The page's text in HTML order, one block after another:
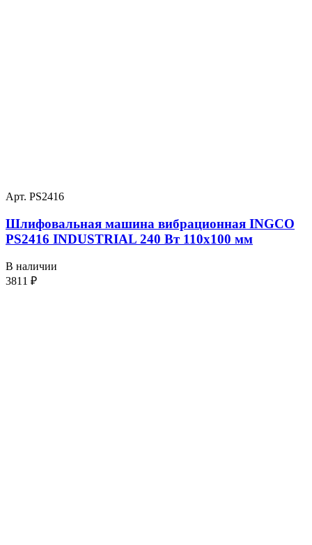
Арт. PS2416
Шлифовальная машина вибрационная INGCO
PS2416 INDUSTRIAL 240 Вт 110х100 мм
В наличии
3811 ₽